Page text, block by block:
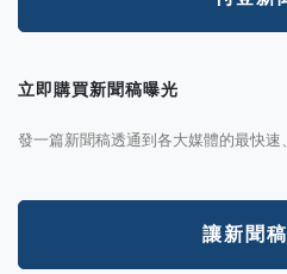
立即購買新聞稿曝光
發一篇新聞稿透通到各大媒體的最快速
讓新聞